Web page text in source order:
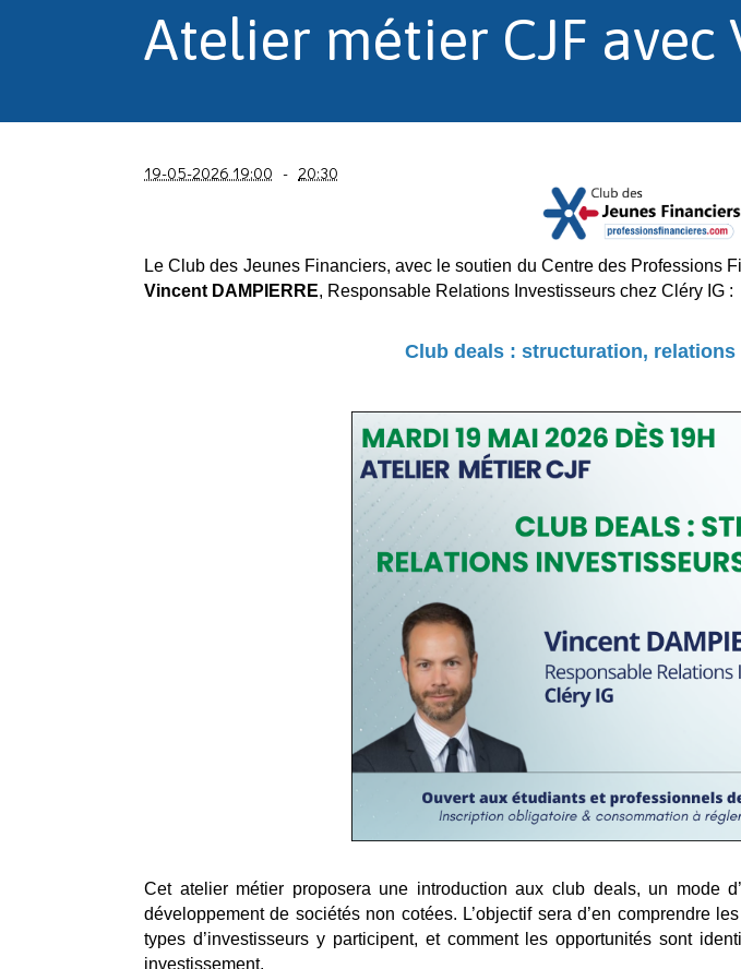
Atelier métier CJF avec
19-05-2026 19:00 - 20:30
Le Club des Jeunes Financiers, avec le soutien du Centre des Professions
Vincent DAMPIERRE, Responsable Relations Investisseurs chez Cléry IG :
Club deals : structuration,
Cet atelier métier proposera une introduction aux club deals, un mode
développement de sociétés non cotées. L’objectif sera d’en comprendre
types d’investisseurs y participent, et comment les opportunités sont
investissement.